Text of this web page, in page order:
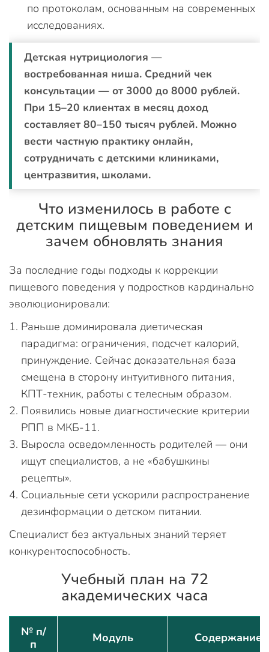
по протоколам, основанным на современных
исследованиях.
Детская нутрициология —
востребованная ниша. Средний чек
консультации — от 3000 до 8000 рублей.
При 15–20 клиентах в месяц доход
составляет 80–150 тысяч рублей. Можно
вести частную практику онлайн,
сотрудничать с детскими клиниками,
центразвития, школами.
Что изменилось в работе с
детским пищевым поведением и
зачем обновлять знания
За последние годы подходы к коррекции
пищевого поведения у подростков кардинально
эволюционировали:
Раньше доминировала диетическая
парадигма: ограничения, подсчет калорий,
принуждение. Сейчас доказательная база
смещена в сторону интуитивного питания,
КПТ-техник, работы с телесным образом.
Появились новые диагностические критерии
РПП в МКБ-11.
Выросла осведомленность родителей — они
ищут специалистов, а не «бабушкины
рецепты».
Социальные сети ускорили распространение
дезинформации о детском питании.
Специалист без актуальных знаний теряет
конкурентоспособность.
Учебный план на 72
академических часа
№ п/
п
Модуль Содержание